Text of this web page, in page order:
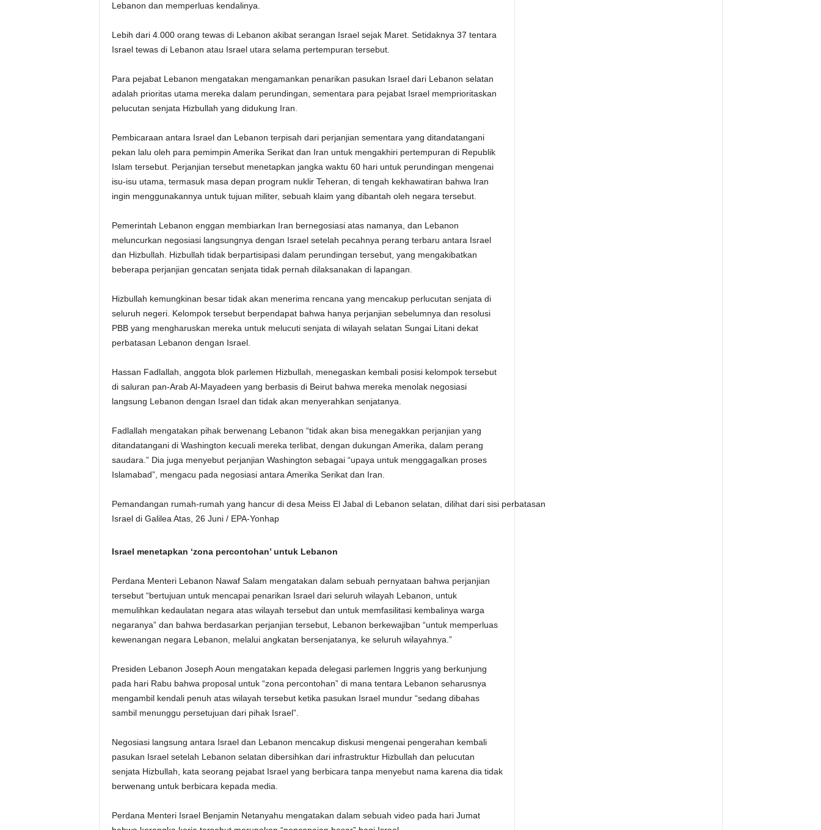
Lebanon dan memperluas kendalinya.
Lebih dari 4.000 orang tewas di Lebanon akibat serangan Israel sejak Maret. Setidaknya 37 tentara
Israel tewas di Lebanon atau Israel utara selama pertempuran tersebut.
Para pejabat Lebanon mengatakan mengamankan penarikan pasukan Israel dari Lebanon selatan
adalah prioritas utama mereka dalam perundingan, sementara para pejabat Israel memprioritaskan
pelucutan senjata Hizbullah yang didukung Iran.
Pembicaraan antara Israel dan Lebanon terpisah dari perjanjian sementara yang ditandatangani
pekan lalu oleh para pemimpin Amerika Serikat dan Iran untuk mengakhiri pertempuran di Republik
Islam tersebut. Perjanjian tersebut menetapkan jangka waktu 60 hari untuk perundingan mengenai
isu-isu utama, termasuk masa depan program nuklir Teheran, di tengah kekhawatiran bahwa Iran
ingin menggunakannya untuk tujuan militer, sebuah klaim yang dibantah oleh negara tersebut.
Pemerintah Lebanon enggan membiarkan Iran bernegosiasi atas namanya, dan Lebanon
meluncurkan negosiasi langsungnya dengan Israel setelah pecahnya perang terbaru antara Israel
dan Hizbullah. Hizbullah tidak berpartisipasi dalam perundingan tersebut, yang mengakibatkan
beberapa perjanjian gencatan senjata tidak pernah dilaksanakan di lapangan.
Hizbullah kemungkinan besar tidak akan menerima rencana yang mencakup perlucutan senjata di
seluruh negeri. Kelompok tersebut berpendapat bahwa hanya perjanjian sebelumnya dan resolusi
PBB yang mengharuskan mereka untuk melucuti senjata di wilayah selatan Sungai Litani dekat
perbatasan Lebanon dengan Israel.
Hassan Fadlallah, anggota blok parlemen Hizbullah, menegaskan kembali posisi kelompok tersebut
di saluran pan-Arab Al-Mayadeen yang berbasis di Beirut bahwa mereka menolak negosiasi
langsung Lebanon dengan Israel dan tidak akan menyerahkan senjatanya.
Fadlallah mengatakan pihak berwenang Lebanon “tidak akan bisa menegakkan perjanjian yang
ditandatangani di Washington kecuali mereka terlibat, dengan dukungan Amerika, dalam perang
saudara.” Dia juga menyebut perjanjian Washington sebagai “upaya untuk menggagalkan proses
Islamabad”, mengacu pada negosiasi antara Amerika Serikat dan Iran.
Pemandangan rumah-rumah yang hancur di desa Meiss El Jabal di Lebanon selatan, dilihat dari sisi perbatasan
Israel di Galilea Atas, 26 Juni / EPA-Yonhap
Israel menetapkan ‘zona percontohan’ untuk Lebanon
Perdana Menteri Lebanon Nawaf Salam mengatakan dalam sebuah pernyataan bahwa perjanjian
tersebut “bertujuan untuk mencapai penarikan Israel dari seluruh wilayah Lebanon, untuk
memulihkan kedaulatan negara atas wilayah tersebut dan untuk memfasilitasi kembalinya warga
negaranya” dan bahwa berdasarkan perjanjian tersebut, Lebanon berkewajiban “untuk memperluas
kewenangan negara Lebanon, melalui angkatan bersenjatanya, ke seluruh wilayahnya.”
Presiden Lebanon Joseph Aoun mengatakan kepada delegasi parlemen Inggris yang berkunjung
pada hari Rabu bahwa proposal untuk “zona percontohan” di mana tentara Lebanon seharusnya
mengambil kendali penuh atas wilayah tersebut ketika pasukan Israel mundur “sedang dibahas
sambil menunggu persetujuan dari pihak Israel”.
Negosiasi langsung antara Israel dan Lebanon mencakup diskusi mengenai pengerahan kembali
pasukan Israel setelah Lebanon selatan dibersihkan dari infrastruktur Hizbullah dan pelucutan
senjata Hizbullah, kata seorang pejabat Israel yang berbicara tanpa menyebut nama karena dia tidak
berwenang untuk berbicara kepada media.
Perdana Menteri Israel Benjamin Netanyahu mengatakan dalam sebuah video pada hari Jumat